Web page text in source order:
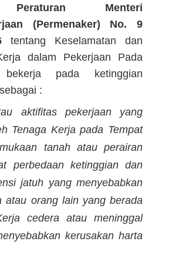
Peraturan Menteri
(Permenaker) No. 9
tentang Keselamatan dan
dalam Pekerjaan Pada
bekerja pada ketinggian
:
aktifitas pekerjaan yang
Tenaga Kerja pada Tempat
tanah atau perairan
perbedaan ketinggian dan
jatuh yang menyebabkan
atau orang lain yang berada
cedera atau meninggal
kerusakan harta